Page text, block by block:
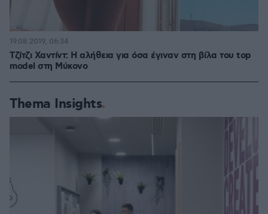
Τζίτζι Χαντίντ: Η αλήθεια για όσα έγιναν στη βίλα του top
model στη Μύκονο
19.08.2019, 06:34
Thema Insights